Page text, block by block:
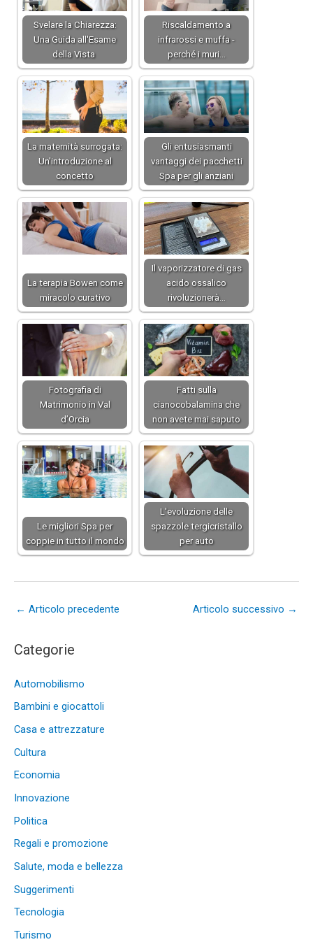
Svelare la Chiarezza:
Una Guida all'Esame
della Vista
Riscaldamento a
infrarossi e muffa -
perché i muri…
La maternità surrogata:
Un'introduzione al
concetto
Gli entusiasmanti
vantaggi dei pacchetti
Spa per gli anziani
La terapia Bowen come
miracolo curativo
Il vaporizzatore di gas
acido ossalico
rivoluzionerà…
Fotografia di
Matrimonio in Val
d’Orcia
Fatti sulla
cianocobalamina che
non avete mai saputo
Le migliori Spa per
coppie in tutto il mondo
L'evoluzione delle
spazzole tergicristallo
per auto
← Articolo precedente Articolo successivo →
Categorie
Automobilismo
Bambini e giocattoli
Casa e attrezzature
Cultura
Economia
Innovazione
Politica
Regali e promozione
Salute, moda e bellezza
Suggerimenti
Tecnologia
Turismo